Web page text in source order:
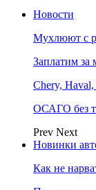
Новости
Мухлюют с
Заплатим
Chery,
ОСАГО без
Prev Next
Новинки
Как не